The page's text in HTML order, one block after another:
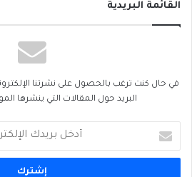
القائمة البريدية
في حال كنت ترغب بالحصول على نشرتنا
البريد حول المقالات التي ينشرها
بريدك
الإلكتروني